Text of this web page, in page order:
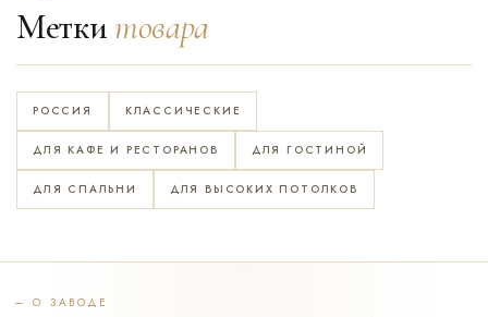
Метки товара
РОССИЯ КЛАССИЧЕСКИЕ
ДЛЯ КАФЕ И РЕСТОРАНОВ ДЛЯ ГОСТИНОЙ
ДЛЯ СПАЛЬНИ ДЛЯ ВЫСОКИХ ПОТОЛКОВ
— О ЗАВОДЕ